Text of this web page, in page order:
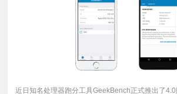
近日知名处理器跑分工具GeekBench正式推出了